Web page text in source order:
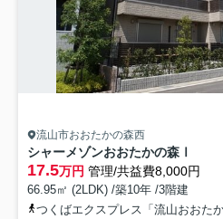
流山市おおたかの森西
シャーメゾンおおたかの森Ⅰ
17.5万円 管理/共益費8,000円
66.95㎡ (2LDK) /築10年 /3階建
つくばエクスプレス「流山おおた